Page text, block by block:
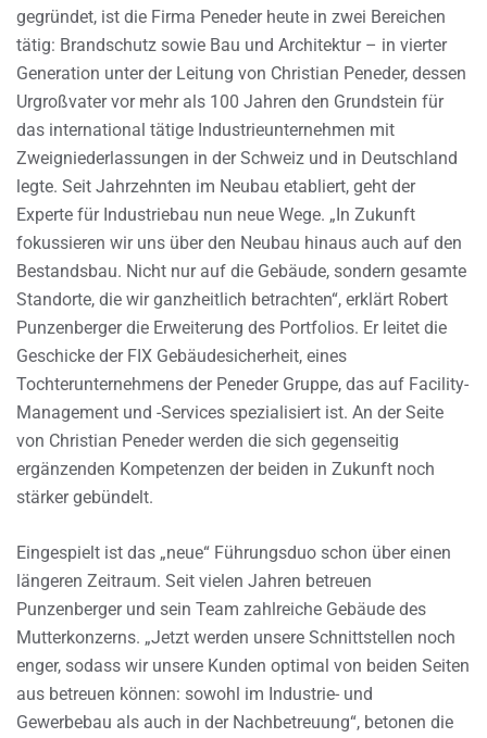
gegründet, ist die Firma Peneder heute in zwei Bereichen
tätig: Brandschutz sowie Bau und Architektur – in vierter
Generation unter der Leitung von Christian Peneder, dessen
Urgroßvater vor mehr als 100 Jahren den Grundstein für
das international tätige Industrieunternehmen mit
Zweigniederlassungen in der Schweiz und in Deutschland
legte. Seit Jahrzehnten im Neubau etabliert, geht der
Experte für Industriebau nun neue Wege. „In Zukunft
fokussieren wir uns über den Neubau hinaus auch auf den
Bestandsbau. Nicht nur auf die Gebäude, sondern gesamte
Standorte, die wir ganzheitlich betrachten“, erklärt Robert
Punzenberger die Erweiterung des Portfolios. Er leitet die
Geschicke der FIX Gebäudesicherheit, eines
Tochterunternehmens der Peneder Gruppe, das auf Facility-
Management und -Services spezialisiert ist. An der Seite
von Christian Peneder werden die sich gegenseitig
ergänzenden Kompetenzen der beiden in Zukunft noch
stärker gebündelt.
Eingespielt ist das „neue“ Führungsduo schon über einen
längeren Zeitraum. Seit vielen Jahren betreuen
Punzenberger und sein Team zahlreiche Gebäude des
Mutterkonzerns. „Jetzt werden unsere Schnittstellen noch
enger, sodass wir unsere Kunden optimal von beiden Seiten
aus betreuen können: sowohl im Industrie- und
Gewerbebau als auch in der Nachbetreuung“, betonen die